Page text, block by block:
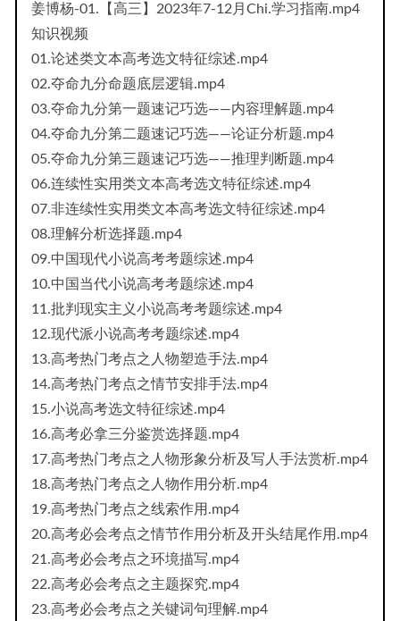
姜博杨-01.【高三】2023年7-12月Chi.学习指南.mp4
知识视频
01.论述类文本高考选文特征综述.mp4
02.夺命九分命题底层逻辑.mp4
03.夺命九分第一题速记巧选——内容理解题.mp4
04.夺命九分第二题速记巧选——论证分析题.mp4
05.夺命九分第三题速记巧选——推理判断题.mp4
06.连续性实用类文本高考选文特征综述.mp4
07.非连续性实用类文本高考选文特征综述.mp4
08.理解分析选择题.mp4
09.中国现代小说高考考题综述.mp4
10.中国当代小说高考考题综述.mp4
11.批判现实主义小说高考考题综述.mp4
12.现代派小说高考考题综述.mp4
13.高考热门考点之人物塑造手法.mp4
14.高考热门考点之情节安排手法.mp4
15.小说高考选文特征综述.mp4
16.高考必拿三分鉴赏选择题.mp4
17.高考热门考点之人物形象分析及写人手法赏析.mp4
18.高考热门考点之人物作用分析.mp4
19.高考热门考点之线索作用.mp4
20.高考必会考点之情节作用分析及开头结尾作用.mp4
21.高考必会考点之环境描写.mp4
22.高考必会考点之主题探究.mp4
23.高考必会考点之关键词句理解.mp4